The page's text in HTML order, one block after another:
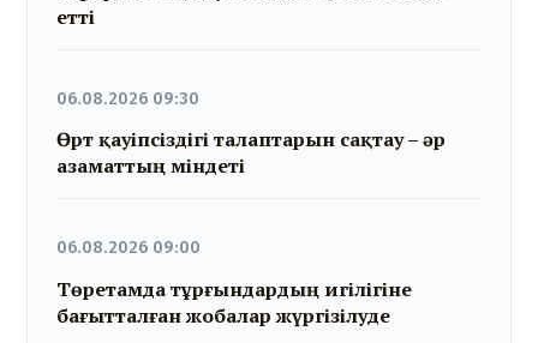
етті
06.08.2026 09:30
Өрт қауіпсіздігі талаптарын сақтау – әр
азаматтың міндеті
06.08.2026 09:00
Төретамда тұрғындардың игілігіне
бағытталған жобалар жүргізілуде